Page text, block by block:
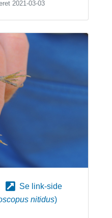
2021-03-03
Se link-side
nitidus)